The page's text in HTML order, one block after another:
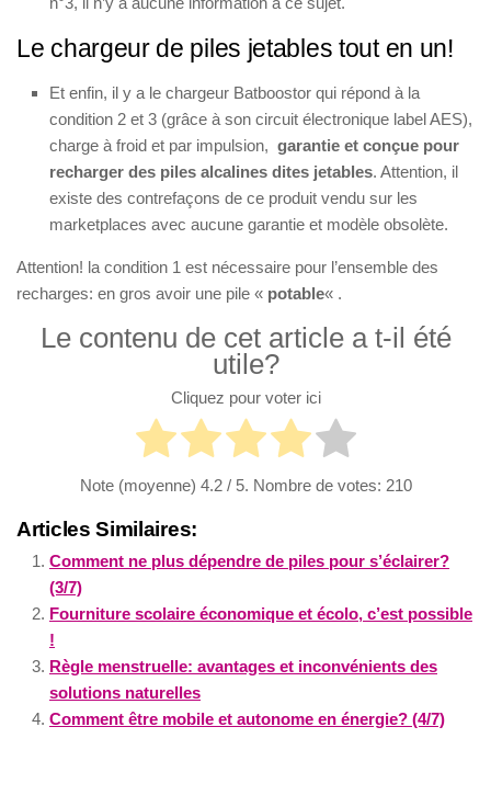
Le chargeur de piles jetables tout en un!
Et enfin, il y a le chargeur Batboostor qui répond à la
condition 2 et 3 (grâce à son circuit électronique label AES),
charge à froid et par impulsion, garantie et conçue pour
recharger des piles alcalines dites jetables. Attention, il
existe des contrefaçons de ce produit vendu sur les
marketplaces avec aucune garantie et modèle obsolète.
Attention! la condition 1 est nécessaire pour l’ensemble des
recharges: en gros avoir une pile « potable« .
Le contenu de cet article a t-il été
utile?
Cliquez pour voter ici
Note (moyenne) 4.2/ 5. Nombre de votes: 210
Articles Similaires:
Comment ne plus dépendre de piles pour s’éclairer?
(3/7)
Fourniture scolaire économique et écolo, c’est possible
!
Règle menstruelle: avantages et inconvénients des
solutions naturelles
Comment être mobile et autonome en énergie? (4/7)